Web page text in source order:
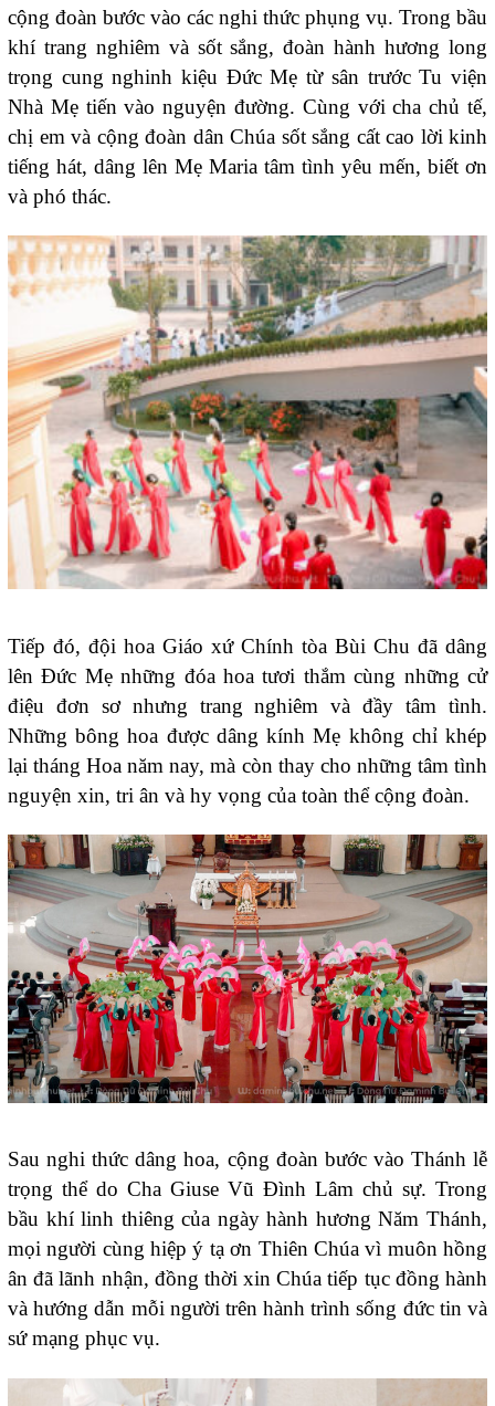
cộng đoàn bước vào các nghi thức phụng vụ. Trong bầu
khí trang nghiêm và sốt sắng, đoàn hành hương long
trọng cung nghinh kiệu Đức Mẹ từ sân trước Tu viện
Nhà Mẹ tiến vào nguyện đường. Cùng với cha chủ tế,
chị em và cộng đoàn dân Chúa sốt sắng cất cao lời kinh
tiếng hát, dâng lên Mẹ Maria tâm tình yêu mến, biết ơn
và phó thác.
Tiếp đó, đội hoa Giáo xứ Chính tòa Bùi Chu đã dâng
lên Đức Mẹ những đóa hoa tươi thắm cùng những cử
điệu đơn sơ nhưng trang nghiêm và đầy tâm tình.
Những bông hoa được dâng kính Mẹ không chỉ khép
lại tháng Hoa năm nay, mà còn thay cho những tâm tình
nguyện xin, tri ân và hy vọng của toàn thể cộng đoàn.
Sau nghi thức dâng hoa, cộng đoàn bước vào Thánh lễ
trọng thể do Cha Giuse Vũ Đình Lâm chủ sự. Trong
bầu khí linh thiêng của ngày hành hương Năm Thánh,
mọi người cùng hiệp ý tạ ơn Thiên Chúa vì muôn hồng
ân đã lãnh nhận, đồng thời xin Chúa tiếp tục đồng hành
và hướng dẫn mỗi người trên hành trình sống đức tin và
sứ mạng phục vụ.